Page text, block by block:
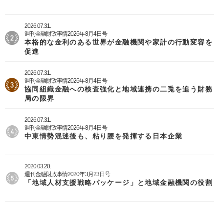
2026.07.31.
週刊金融財政事情2026年8月4日号
本格的な金利のある世界が金融機関や家計の行動変容を
促進
2026.07.31.
週刊金融財政事情2026年8月4日号
協同組織金融への検査強化と地域連携の二兎を追う財務
局の限界
2026.07.31.
週刊金融財政事情2026年8月4日号
中東情勢混迷後も、粘り腰を発揮する日本企業
2020.03.20.
週刊金融財政事情2020年3月23日号
「地域人材支援戦略パッケージ」と地域金融機関の役割